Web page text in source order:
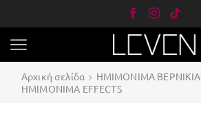
Αρχική σελίδα
ΗΜΙΜΟΝΙΜΑ ΒΕΡΝΙΚΙΑ
ΗΜΙMONIΜΑ EFFECTS